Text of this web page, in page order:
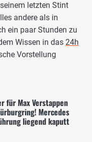
letzten Stint
andere als in
ein paar Stunden zu
Wissen in das 24h
Vorstellung
für Max Verstappen
Mercedes
liegend kaputt